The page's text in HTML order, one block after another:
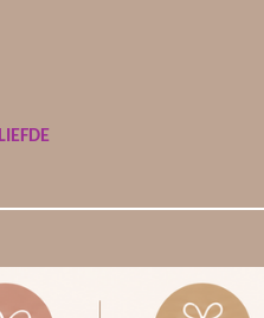
LIEFDE